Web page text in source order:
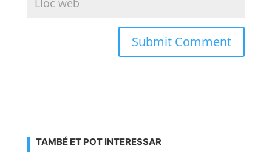
TAMBÉ ET POT INTERESSAR